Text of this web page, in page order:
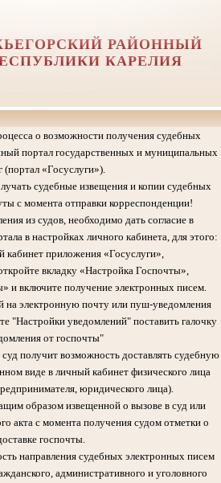
РАЙОННЫЙ
КАРЕЛИЯ
о возможности получения судебных
портал государственных и муниципальных
(портал «Госуслуги»).
судебные извещения и копии судебных
с момента отправки корреспонденции!
из судов, необходимо дать согласие в
в настройках личного кабинета, для этого:
кабинет приложения «Госуслуги»,
вкладку «Настройка Госпочты»,
и включите получение электронных писем.
на электронную почту или пуш-уведомления
"Настройки уведомлений" поставить галочку
от госпочты"
суд получит возможность доставлять судебную
виде в личный кабинет физического лица
юридического лица).
образом извещенной о вызове в суд или
акта с момента получения судом отметки о
госпочты.
направления судебных электронных писем
административного и уголовного